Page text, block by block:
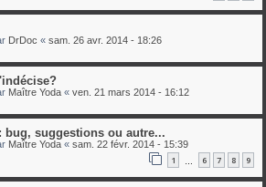
DrDoc « sam. 26 avr. 2014 - 18:26
Maître Yoda « ven. 21 mars 2014 - 16:12
bug, suggestions ou autre...
Maître Yoda « sam. 22 févr. 2014 - 15:39
1 6 7 8 9